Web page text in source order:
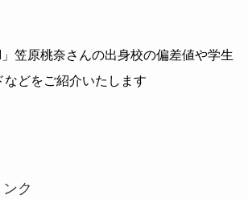
笠原桃奈さんの出身校の偏差値や学生
などをご紹介いたします
ク